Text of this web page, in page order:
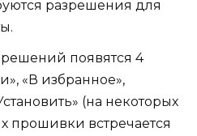
разрешения для
появятся 4
«В избранное»,
(на некоторых
прошивки встречается